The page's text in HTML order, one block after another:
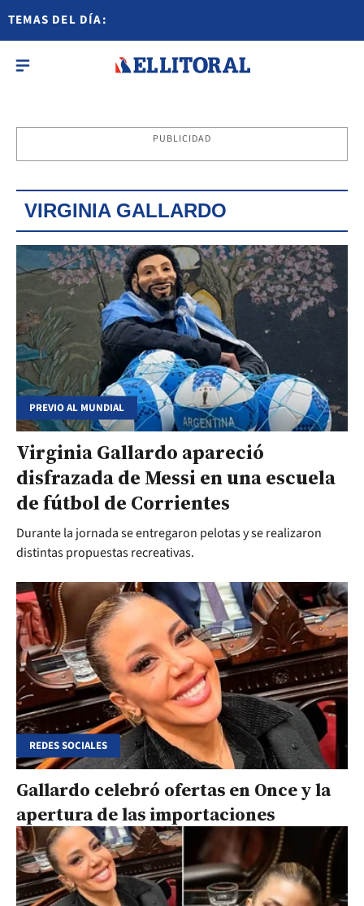
TEMAS DEL DÍA:
PUBLICIDAD
VIRGINIA GALLARDO
PREVIO AL MUNDIAL
Virginia Gallardo apareció
disfrazada de Messi en una escuela
de fútbol de Corrientes
Durante la jornada se entregaron pelotas y se realizaron
distintas propuestas recreativas.
REDES SOCIALES
Gallardo celebró ofertas en Once y la
apertura de las importaciones